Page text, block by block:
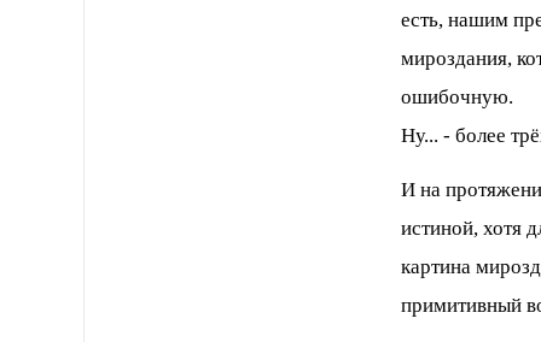
есть, нашим
мироздания,
ошибочную.
Ну... - более
И на
истиной, хотя
картина
примитивный